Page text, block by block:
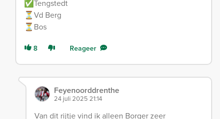
✅Tengstedt
⏳Vd Berg
⏳Bos
8 Reageer
Feyenoorddrenthe
24 juli 2025 21:14
Van dit rijtje vind ik alleen Borger zeer